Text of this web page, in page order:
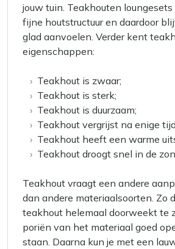
jouw tuin. Teakhouten
fijne houtstructuur en daardoor
glad aanvoelen. Verder kent
eigenschappen:
Teakhout is zwaar;
Teakhout is sterk;
Teakhout is duurzaam;
Teakhout vergrijst na enige
Teakhout heeft een warme
Teakhout droogt snel in de
Teakhout vraagt een andere
dan andere materiaalsoorten. Zo
teakhout helemaal doorweekt te
poriën van het materiaal goed
staan. Daarna kun je met een